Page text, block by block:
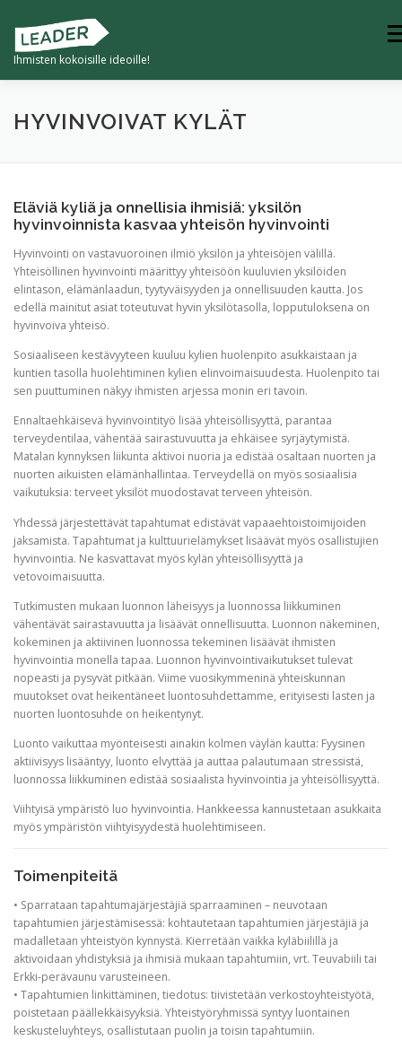
sisältöön
Ihmisten kokoisille ideoille!
ETUSIVU TULEVAISUUDEN KYLÄ
KYLILLE -HANKKEET
HYVINVOIVAT KYLÄT
Eläviä kyliä ja onnellisia ihmisiä: yksilön
hyvinvoinnista kasvaa yhteisön hyvinvointi
Hyvinvointi on vastavuoroinen ilmiö yksilön ja yhteisöjen välillä.
Yhteisöllinen hyvinvointi määrittyy yhteisöön kuuluvien yksilöiden
elintason, elämänlaadun, tyytyväisyyden ja onnellisuuden kautta. Jos
edellä mainitut asiat toteutuvat hyvin yksilötasolla, lopputuloksena on
hyvinvoiva yhteisö.
Sosiaaliseen kestävyyteen kuuluu kylien huolenpito asukkaistaan ja
kuntien tasolla huolehtiminen kylien elinvoimaisuudesta. Huolenpito tai
sen puuttuminen näkyy ihmisten arjessa monin eri tavoin.
Ennaltaehkäisevä hyvinvointityö lisää yhteisöllisyyttä, parantaa
terveydentilaa, vähentää sairastuvuutta ja ehkäisee syrjäytymistä.
Matalan kynnyksen liikunta aktivoi nuoria ja edistää osaltaan nuorten ja
nuorten aikuisten elämänhallintaa. Terveydellä on myös sosiaalisia
vaikutuksia: terveet yksilöt muodostavat terveen yhteisön.
Yhdessä järjestettävät tapahtumat edistävät vapaaehtoistoimijoiden
jaksamista. Tapahtumat ja kulttuurielämykset lisäävät myös osallistujien
hyvinvointia. Ne kasvattavat myös kylän yhteisöllisyyttä ja
vetovoimaisuutta.
Tutkimusten mukaan luonnon läheisyys ja luonnossa liikkuminen
vähentävät sairastavuutta ja lisäävät onnellisuutta. Luonnon näkeminen,
kokeminen ja aktiivinen luonnossa tekeminen lisäävät ihmisten
hyvinvointia monella tapaa. Luonnon hyvinvointivaikutukset tulevat
nopeasti ja pysyvät pitkään. Viime vuosikymmeninä yhteiskunnan
muutokset ovat heikentäneet luontosuhdettamme, erityisesti lasten ja
nuorten luontosuhde on heikentynyt.
Luonto vaikuttaa myönteisesti ainakin kolmen väylän kautta: Fyysinen
aktiivisyys lisääntyy, luonto elvyttää ja auttaa palautumaan stressistä,
luonnossa liikkuminen edistää sosiaalista hyvinvointia ja yhteisöllisyyttä.
Viihtyisä ympäristö luo hyvinvointia. Hankkeessa kannustetaan asukkaita
myös ympäristön viihtyisyydestä huolehtimiseen.
Toimenpiteitä
• Sparrataan tapahtumajärjestäjiä sparraaminen – neuvotaan
tapahtumien järjestämisessä: kohtautetaan tapahtumien järjestäjiä ja
madalletaan yhteistyön kynnystä. Kierretään vaikka kyläbiilillä ja
aktivoidaan yhdistyksiä ja ihmisiä mukaan tapahtumiin, vrt. Teuvabiili tai
Erkki-perävaunu varusteineen.
• Tapahtumien linkittäminen, tiedotus: tiivistetään verkostoyhteistyötä,
poistetaan päällekkäisyyksiä. Yhteistyöryhmissä syntyy luontainen
keskusteluyhteys, osallistutaan puolin ja toisin tapahtumiin.